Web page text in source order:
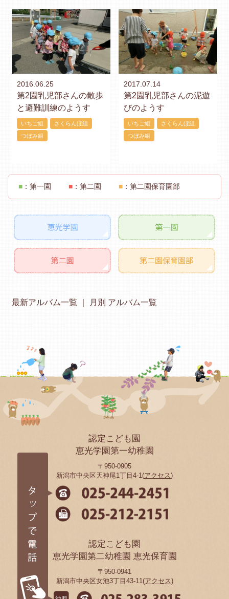
2016.06.25
第2園乳児部さんの散歩
と避難訓練のようす
いちご組
さくらんぼ組
つぼみ組
2017.07.14
第2園乳児部さんの泥遊
びのようす
いちご組
さくらんぼ組
つぼみ組
■ ：第一園 ■ ：第二園 ■ ：第二園保育園部
最新アルバム一覧 月別 アルバム一覧
認定こども園
恵光学園第一幼稚園
〒950-0905
新潟市中央区天神尾1丁目4-1(アクセス)
認定こども園
恵光学園第二幼稚園 恵光保育園
〒950-0941
新潟市中央区女池3丁目43-11(アクセス)